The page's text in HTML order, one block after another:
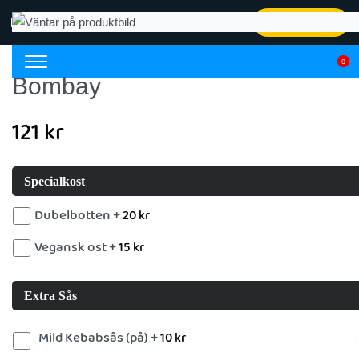
Kontakt
0
Bombay
121 kr
Specialkost
Dubelbotten +20kr
Vegansk ost +15 kr
Extra Sås
Mild Kebabsås (på) +10kr